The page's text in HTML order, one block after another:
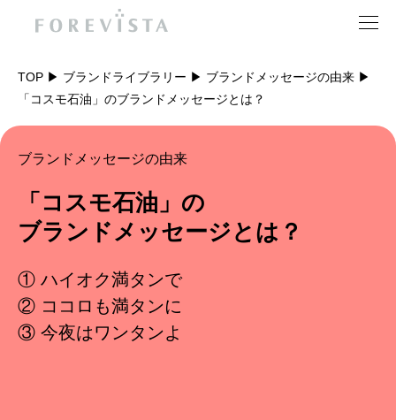
フォアビスタとは
ブランディング会社
各種ブランディング
ソリューション
支えるブランド推進室
ライブラリー
ナレッジ
お問い合わせ
資料を受け取る
TOP ブランドライブラリー
ブランドメッセージの由来
「コスモ石油」のブランドメッセージとは？
ブランドメッセージの由来
「コスモ石油」の
ブランドメッセージとは？
① ハイオク満タンで
② ココロも満タンに
③ 今夜はワンタンよ